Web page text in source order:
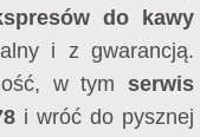
do kawy
i z gwarancją.
w tym serwis
i wróć do pysznej